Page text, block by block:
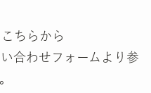
ちらから
合わせフォームより参